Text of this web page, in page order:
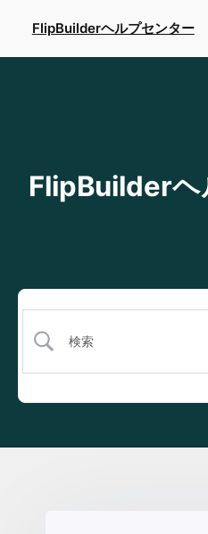
を
FlipBuilderヘルプセンター
FlipBuilderヘ